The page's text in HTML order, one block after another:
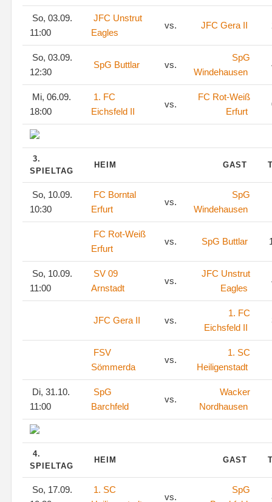
So, 03.09.
11:00
JFC Unstrut
Eagles
vs. JFC Gera II
So, 03.09.
12:30
SpG Buttlar vs.
SpG
Windehausen
Mi, 06.09.
18:00
1. FC
Eichsfeld II
vs.
FC Rot-Weiß
Erfurt
3.
SPIELTAG
HEIM GAST
So, 10.09.
10:30
FC Borntal
Erfurt
vs.
SpG
Windehausen
FC Rot-Weiß
Erfurt
vs. SpG Buttlar
So, 10.09.
11:00
SV 09
Arnstadt
vs.
JFC Unstrut
Eagles
JFC Gera II vs.
1. FC
Eichsfeld II
FSV
Sömmerda
vs.
1. SC
Heiligenstadt
Di, 31.10.
11:00
SpG
Barchfeld
vs.
Wacker
Nordhausen
4.
SPIELTAG
HEIM GAST
So, 17.09.
1. SC
vs.
SpG